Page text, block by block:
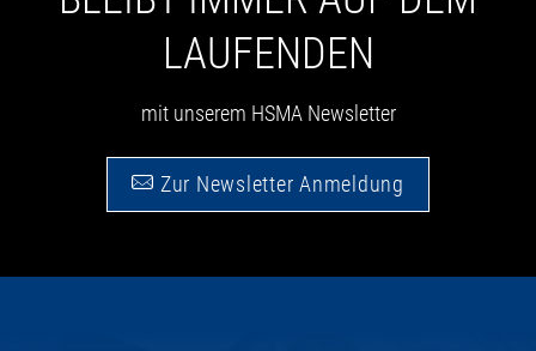
LAUFENDEN
mit unserem HSMA Newsletter
Zur Newsletter Anmeldung